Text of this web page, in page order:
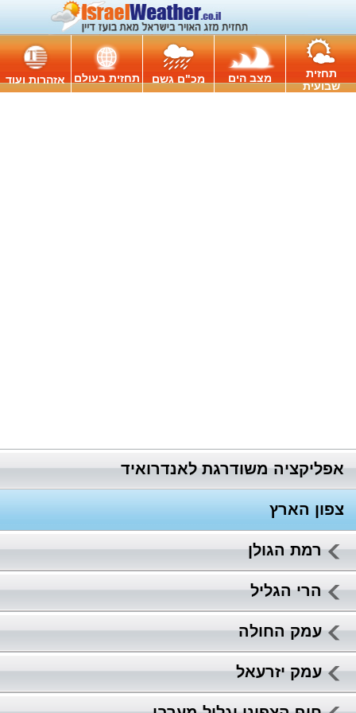
תחזית
שבועית
מצב הים מכ"ם גשם תחזית בעולם אזהרות ועוד
אפליקציה משודרגת לאנדרואיד
צפון הארץ
רמת הגולן
הרי הגליל
עמק החולה
עמק יזרעאל